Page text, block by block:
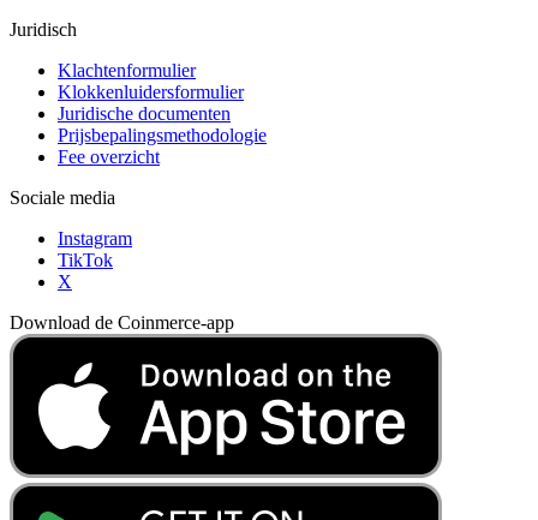
Juridisch
Klachtenformulier
Klokkenluidersformulier
Juridische documenten
Prijsbepalingsmethodologie
Fee overzicht
Sociale media
Instagram
TikTok
X
Download de Coinmerce-app